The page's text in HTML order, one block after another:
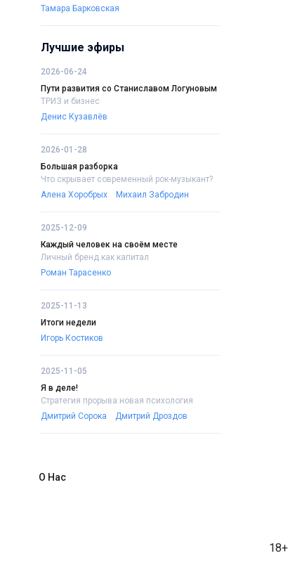
Тамара Барковская
Лучшие эфиры
2026-06-24
Пути развития со Станиславом Логуновым
ТРИЗ и бизнес
Денис Кузавлёв
2026-01-28
Большая разборка
Что скрывает современный рок-музыкант?
Алена Хоробрых
Михаил Забродин
2025-12-09
Каждый человек на своём месте
Личный бренд как капитал
Роман Тарасенко
2025-11-13
Итоги недели
Игорь Костиков
2025-11-05
Я в деле!
Стратегия прорыва:новая психология
Дмитрий Сорока
Дмитрий Дроздов
18+
О Нас